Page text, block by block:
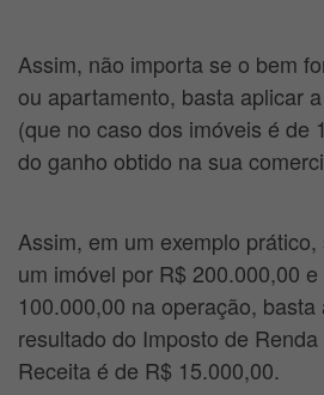
Assim, não importa se o bem
ou apartamento, basta aplicar
(que no caso dos imóveis é de
do ganho obtido na sua
Assim, em um exemplo
um imóvel por R$ 200.000,00
100.000,00 na operação,
resultado do Imposto de
Receita é de R$ 15.000,00.